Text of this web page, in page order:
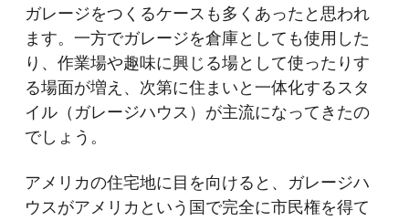
ガレージをつくるケースも多くあったと思われ
ます。一方でガレージを倉庫としても使用した
り、作業場や趣味に興じる場として使ったりす
る場面が増え、次第に住まいと一体化するスタ
イル（ガレージハウス）が主流になってきたの
でしょう。
アメリカの住宅地に目を向けると、ガレージハ
ウスがアメリカという国で完全に市民権を得て